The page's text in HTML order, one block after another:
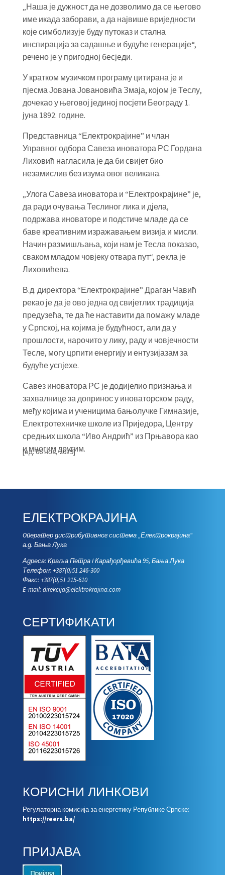
[ед. 06 нов, 2019]
„Наша је дужност да не дозволимо да се његово
име икада заборави, а да највише вриједности
које симболизује буду путоказ и стална
инспирација за садашње и будуће генерације“,
речено је у пригодној бесједи.
У кратком музичком програму цитирана је и
пјесма Јована Јовановића Змаја, којом је Теслу,
дочекао у његовој јединој посјети Београду 1.
јуна 1892. године.
Представница “Електрокрајине” и члан
Управног одбора Савеза иноватора РС Гордана
Лиховић нагласила је да би свијет био
незамислив без изума овог великана.
„Улога Савеза иноватора и “Електрокрајине” је,
да ради очувања Теслиног лика и дјела,
подржава иноваторе и подстиче младе да се
баве креативним изражавањем визија и мисли.
Начин размишљања, који нам је Тесла показао,
сваком младом човјеку отвара пут“, рекла је
Лиховићева.
В.д. директора “Електрокрајине” Драган Чавић
рекао је да је ово једна од свијетлих традиција
предузећа, те да ће наставити да помажу младе
у Српској, на којима је будућност, али да у
прошлости, нарочито у лику, раду и човјечности
Тесле, могу црпити енергију и ентузијазам за
будуће успјехе.
Савез иноватора РС је додијелио признања и
захвалнице за допринос у иноваторском раду,
међу којима и ученицима бањолучке Гимназије,
Електротехничке школе из Приједора, Центру
средњих школа “Иво Андрић” из Прњавора као
и многим другим.
ЕЛЕКТРОКРАЈИНА
Oператер дистрибутивног система „Електрокрајина“
а.д. Бања Лука
Адреса: Краља Петра I Карађорђевића 95, Бања Лука
Телефон: +387(0)51 246-300
Факс: +387(0)51 215-610
E-mail:direkcija@elektrokrajina.com
СЕРТИФИКАТИ
КОРИСНИ ЛИНКОВИ
Регулаторна комисија за енергетику Републике Српске:
https://reers.ba/
ПРИЈАВА